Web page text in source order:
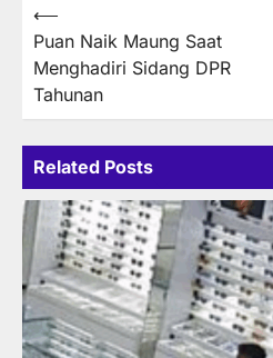
Post
navigation
⟵
Puan Naik Maung Saat
Menghadiri Sidang DPR
Tahunan
Related Posts